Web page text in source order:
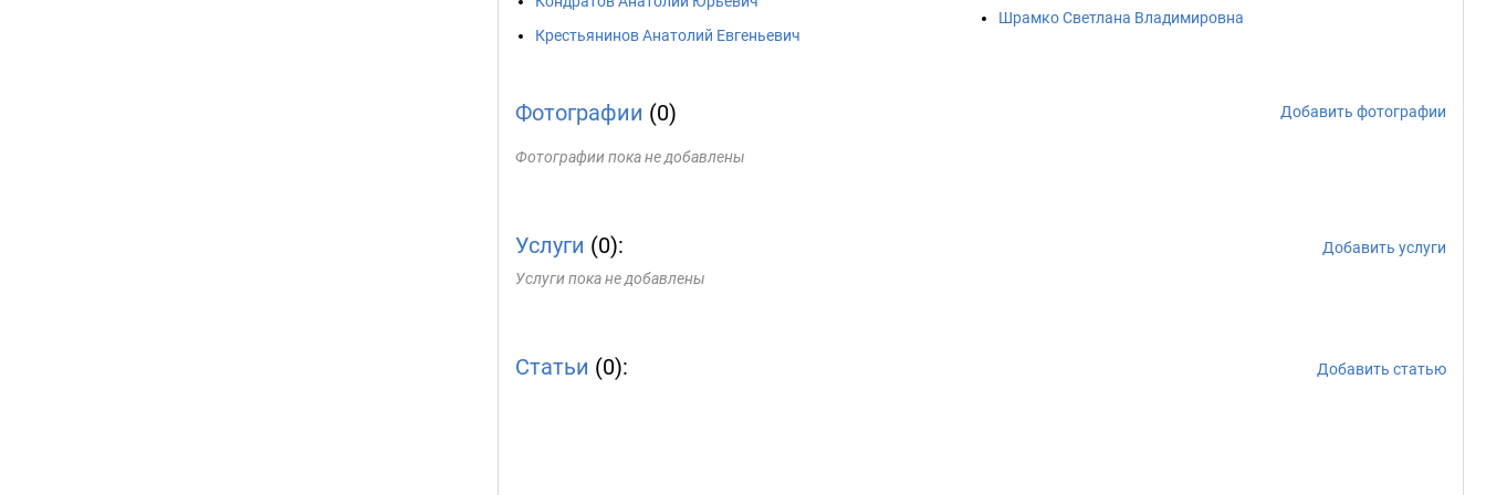
Крестьянинов Анатолий Евгеньевич
Шрамко Светлана Владимировна
Фотографии (0) Добавить фотографии
Фотографии пока не добавлены
Услуги (0):
Добавить услуги
Услуги пока не добавлены
Статьи (0): Добавить статью